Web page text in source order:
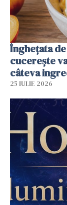
Înghețata
cucerește
câteva
25 IULIE 2026